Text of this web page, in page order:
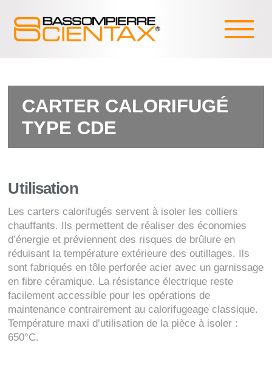
CARTER CALORIFUGÉ
TYPE CDE
Utilisation
Les carters calorifugés servent à isoler les colliers
chauffants. Ils permettent de réaliser des économies
d’énergie et préviennent des risques de brûlure en
réduisant la température extérieure des outillages. Ils
sont fabriqués en tôle perforée acier avec un garnissage
en fibre céramique. La résistance électrique reste
facilement accessible pour les opérations de
maintenance contrairement au calorifugeage classique.
Température maxi d’utilisation de la pièce à isoler :
650°C.